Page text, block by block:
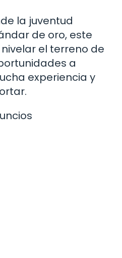
la juventud
de oro, este
el terreno de
a
experiencia y